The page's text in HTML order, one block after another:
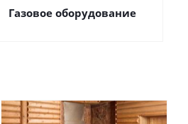
Газовое оборудование